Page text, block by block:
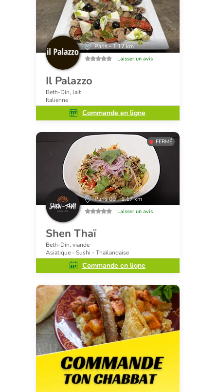
Paris - 1.17 km
Laisser un avis
Il Palazzo
Beth-Din, lait
Italienne
Commande en ligne
FERMÉ
Paris 09 - 1.17 km
Laisser un avis
Shen Thaï
Beth-Din, viande
Asiatique - Sushi - Thaïlandaise
Commande en ligne